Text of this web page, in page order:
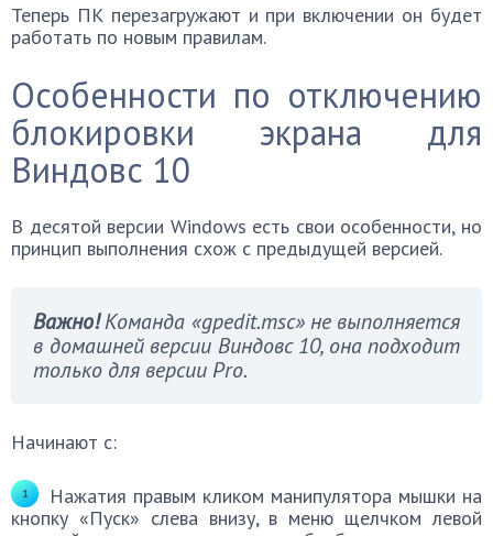
Теперь ПК перезагружают и при включении он будет
работать по новым правилам.
Особенности по отключению
блокировки экрана для
Виндовс 10
В десятой версии Windows есть свои особенности, но
принцип выполнения схож с предыдущей версией.
Важно!Команда «gpedit.msc» не выполняется
в домашней версии Виндовс 10, она подходит
только для версии Pro.
Начинают с:
Нажатия правым кликом манипулятора мышки на
кнопку «Пуск» слева внизу, в меню щелчком левой